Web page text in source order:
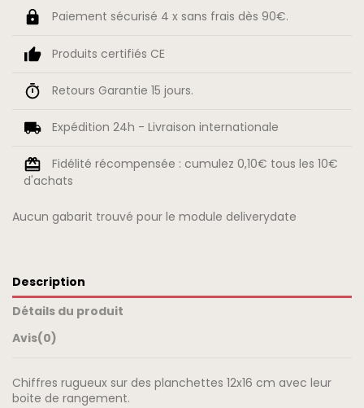
Paiement sécurisé 4 x sans frais dès 90€.
Produits certifiés CE
Retours Garantie 15 jours.
Expédition 24h - Livraison internationale
Fidélité récompensée : cumulez 0,10€ tous les 10€
d'achats
Aucun gabarit trouvé pour le module deliverydate
Description
Détails du produit
Avis(0)
Chiffres rugueux sur des planchettes 12x16 cm avec leur
boite de rangement.